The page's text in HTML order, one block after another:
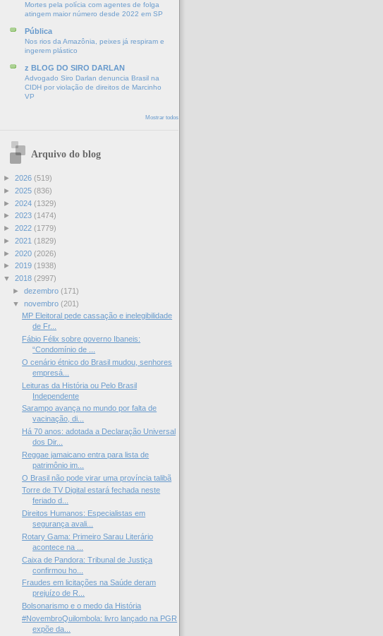
Mortes pela polícia com agentes de folga
atingem maior número desde 2022 em SP
Pública
Nos rios da Amazônia, peixes já respiram e
ingerem plástico
z BLOG DO SIRO DARLAN
Advogado Siro Darlan denuncia Brasil na
CIDH por violação de direitos de Marcinho
VP
Mostrar todos
Arquivo do blog
► 2026 (519)
► 2025 (836)
► 2024 (1329)
► 2023 (1474)
► 2022 (1779)
► 2021 (1829)
► 2020 (2026)
► 2019 (1938)
▼ 2018 (2997)
► dezembro (171)
▼ novembro (201)
MP Eleitoral pede cassação e inelegibilidade
de Fr...
Fábio Félix sobre governo Ibaneis:
“Condomínio de ...
O cenário étnico do Brasil mudou, senhores
empresá...
Leituras da História ou Pelo Brasil
Independente
Sarampo avança no mundo por falta de
vacinação, di...
Há 70 anos: adotada a Declaração Universal
dos Dir...
Reggae jamaicano entra para lista de
patrimônio im...
O Brasil não pode virar uma província talibã
Torre de TV Digital estará fechada neste
feriado d...
Direitos Humanos: Especialistas em
segurança avali...
Rotary Gama: Primeiro Sarau Literário
acontece na ...
Caixa de Pandora: Tribunal de Justiça
confirmou ho...
Fraudes em licitações na Saúde deram
prejuízo de R...
Bolsonarismo e o medo da História
#NovembroQuilombola: livro lançado na PGR
expõe da...